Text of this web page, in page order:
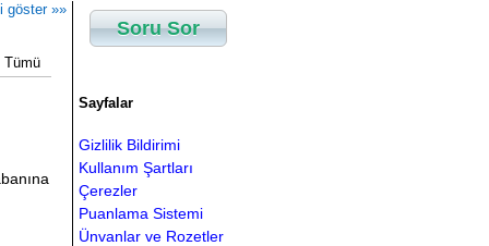
göster »»
Tümü
Soru Sor
Sayfalar
Gizlilik Bildirimi
Kullanım Şartları
Çerezler
Puanlama Sistemi
Ünvanlar ve Rozetler